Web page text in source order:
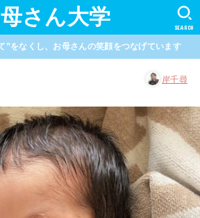
さん大学 SEARCH
”をなくし、お母さんの笑顔をつなげています
岸千尋